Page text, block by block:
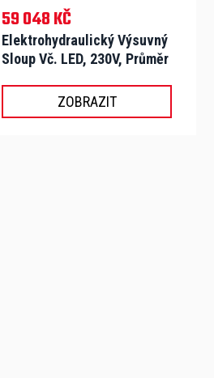
59 048 KČ
Elektrohydraulický Výsuvný
Sloup Vč. LED, 230V, Průměr
ZOBRAZIT